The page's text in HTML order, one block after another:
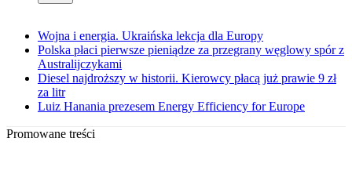
Wojna i energia. Ukraińska lekcja dla Europy
Polska płaci pierwsze pieniądze za przegrany węglowy spór z
Australijczykami
Diesel najdroższy w historii. Kierowcy płacą już prawie 9 zł
za litr
Luiz Hanania prezesem Energy Efficiency for Europe
Promowane treści